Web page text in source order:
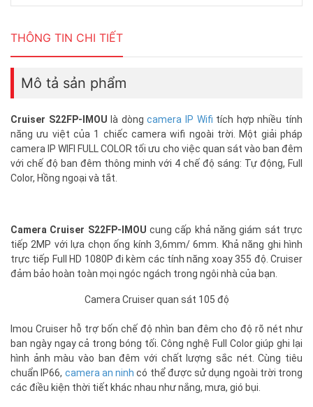
THÔNG TIN CHI TIẾT
Mô tả sản phẩm
Cruiser S22FP-IMOU là dòngcamera IP Wifi tích hợp nhiều tính
năng ưu việt của 1 chiếc camera wifi ngoài trời. Một giải pháp
camera IP WIFI FULL COLOR tối ưu cho việc quan sát vào ban đêm
với chế độ ban đêm thông minh với 4 chế độ sáng: Tự động, Full
Color, Hồng ngoại và tắt.
Camera Cruiser S22FP-IMOU cung cấp khả năng giám sát trực
tiếp 2MP với lựa chọn ống kính 3,6mm/ 6mm. Khả năng ghi hình
trực tiếp Full HD 1080P đi kèm các tính năng xoay 355 độ. Cruiser
đảm bảo hoàn toàn mọi ngóc ngách trong ngôi nhà của bạn.
Camera Cruiser quan sát 105 độ
Imou Cruiser hỗ trợ bốn chế độ nhìn ban đêm cho độ rõ nét như
ban ngày ngay cả trong bóng tối. Công nghệ Full Color giúp ghi lại
hình ảnh màu vào ban đêm với chất lượng sắc nét. Cùng tiêu
chuẩn IP66, camera an ninh có thể được sử dụng ngoài trời trong
các điều kiện thời tiết khác nhau như nắng, mưa, gió bụi.